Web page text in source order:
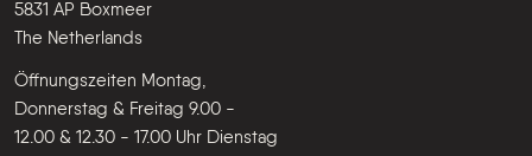
5831 AP Boxmeer
The Netherlands
Öffnungszeiten Montag,
Donnerstag & Freitag 9.00 -
12.00 & 12.30 - 17.00 Uhr Dienstag